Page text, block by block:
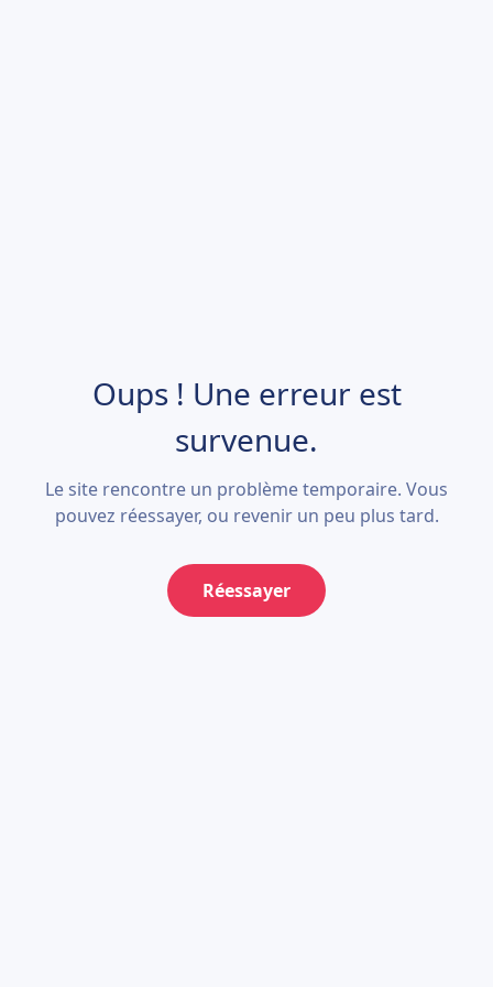
Oups ! Une erreur est
survenue.
Le site rencontre un problème temporaire. Vous
pouvez réessayer, ou revenir un peu plus tard.
Réessayer